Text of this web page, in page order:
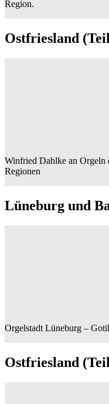
Region.
Ostfriesland
Winfried Dahlke an Orgeln
Regionen
Lüneburg und
Orgelstadt Lüneburg –
Ostfriesland